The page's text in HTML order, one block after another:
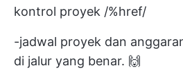
kontrol proyek /%href/
-jadwal proyek dan
di jalur yang benar. 🙌